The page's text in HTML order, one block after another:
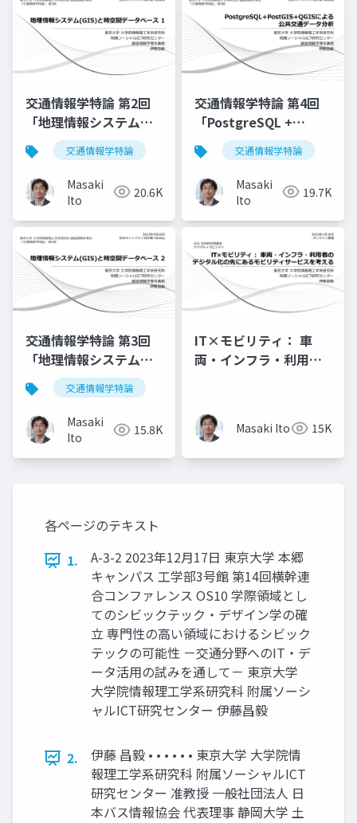
交通情報学特論 第2回
「地理情報システム
(GIS)と時空間データベ
ース 1」講師：伊藤昌
毅
交通情報学特論
Masaki
Ito
20.6K
交通情報学特論 第4回
「PostgreSQL +
PostGIS + QGIS による
公共交通データ分析
1」講師：伊藤昌毅
交通情報学特論
Masaki
Ito
19.7K
交通情報学特論 第3回
「地理情報システム
(GIS)と時空間データベ
ース2」講師：伊藤昌毅
交通情報学特論
Masaki
Ito
15.8K
IT×モビリティ： 車
両・インフラ・利用者
を考える
Masaki Ito 15K
各ページのテキスト
1.
A-3-2 2023年12月17日 東京大学 本郷
キャンパス 工学部3号館 第14回横幹連
合コンファレンス OS10 学際領域とし
てのシビックテック・デザイン学の確
立 専門性の高い領域におけるシビック
テックの可能性 －交通分野へのIT・デ
ータ活用の試みを通して－ 東京大学
大学院情報理工学系研究科 附属ソーシ
ャルICT研究センター 伊藤昌毅
2.
伊藤 昌毅 • • • • • • 東京大学 大学院情
報理工学系研究科 附属ソーシャルICT
研究センター 准教授 一般社団法人 日
本バス情報協会 代表理事 静岡大学 土